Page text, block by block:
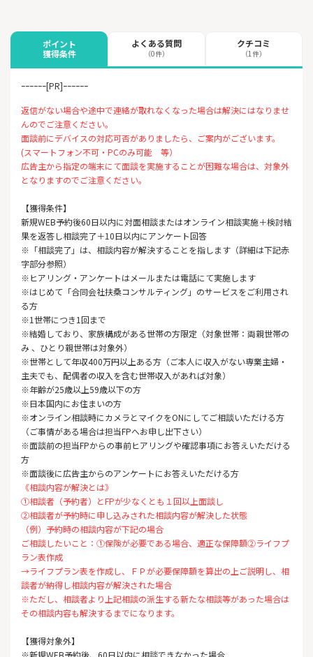
ポイント
獲得条件
よくある質問
（0件）
クチコミ
（1件）
ｰｰｰｰｰｰ[PR]ｰｰｰｰｰｰ
返信がない場合や途中で連絡が取れなくなった場合は解決にはなりませ
んのでご注意ください。
面談前にデバイスの対応可否がありましたら、ご案内がございます。
(スマートフォン不可・PCのみ可能 等）
広告主から指定の端末にて面談を実施することが困難な場合は、対象外
となりますのでご注意ください。
【獲得条件】
新規WEB予約後60日以内に対面相談またはオンライン相談実施＋検討結
果を返答し相談完了＋10日以内にアンケート回答
※「相談完了」は、相談内容が解決することを指します（詳細は下記赤
字部分参照）
※ヒアリング・アンケートはメールまたは電話にて実施します
※はじめて「合同会社扶桑コンサルティング」のサービスをご利用され
る方
※1世帯につき1回まで
※結婚しており、家族構成がある世帯の方限定（対象世帯：両親世帯の
み 、ひとり親世帯は対象外）
※世帯として年収400万円以上ある方（ご本人に収入がない専業主婦・
主夫でも、配偶者の収入を含む世帯収入があれば対象）
※年齢が25歳以上59歳以下の方
※日本国内にお住まいの方
※オンライン相談時にカメラとマイクをONにしてご相談いただける方
（ご事情がある場合は担当FPへお申し出下さい）
※面談前の担当FPからの事前ヒアリングや確認事項にお答えいただける
方
※面談後に広告主からのアンケートにお答えいただける方
《相談内容が解決とは》
①相談者（予約者）とFPが少なくとも１回以上面談し
②相談者が予約時に申し込みされた相談内容が解決した状態
（例）予約時の相談内容が下記の場合
ご相談したいこと：①保険が必要である場合、適正な保障額②ライフプ
ラン表作成
→ライフプラン表を作成し、ＦＰが必要保障額を算出の上ご説明し、相
談者が納得し相談内容が解決された場合
※ただし、相談者より上記相談の派生する新たな相談等があった場合は
その相談内容も解決するまでになります。
【獲得対象外】
※新規WEB予約後、60日以内に相談できなかった場合